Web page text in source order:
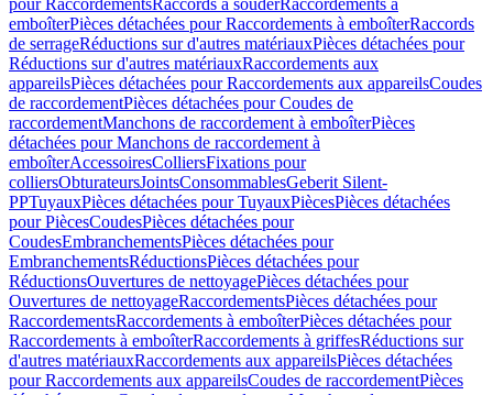
pour RaccordementsRaccords à souderRaccordements à
emboîterPièces détachées pour Raccordements à emboîterRaccords
de serrageRéductions sur d'autres matériauxPièces détachées pour
Réductions sur d'autres matériauxRaccordements aux
appareilsPièces détachées pour Raccordements aux appareilsCoudes
de raccordementPièces détachées pour Coudes de
raccordementManchons de raccordement à emboîterPièces
détachées pour Manchons de raccordement à
emboîterAccessoiresColliersFixations pour
colliersObturateursJointsConsommablesGeberit Silent-
PPTuyauxPièces détachées pour TuyauxPiècesPièces détachées
pour PiècesCoudesPièces détachées pour
CoudesEmbranchementsPièces détachées pour
EmbranchementsRéductionsPièces détachées pour
RéductionsOuvertures de nettoyagePièces détachées pour
Ouvertures de nettoyageRaccordementsPièces détachées pour
RaccordementsRaccordements à emboîterPièces détachées pour
Raccordements à emboîterRaccordements à griffesRéductions sur
d'autres matériauxRaccordements aux appareilsPièces détachées
pour Raccordements aux appareilsCoudes de raccordementPièces